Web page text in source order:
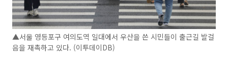
▲서울 영등포구 여의도역 일대에서 우산을 쓴 시민들이 출근길 발걸
음을 재촉하고 있다. (이투데이DB)